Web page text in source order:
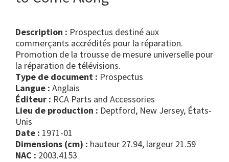
Description : Prospectus destiné aux
commerçants accrédités pour la réparation.
Promotion de la trousse de mesure universelle pour
la réparation de télévisions.
Type de document :
prospectus
Langue : Anglais
Éditeur : RCA Parts and Accessories
Lieu de production : Deptford, New Jersey, États-
Unis
Date : 1971-01
Dimensions (cm) : hauteur 27.94, largeur 21.59
NAC : 2003.4153